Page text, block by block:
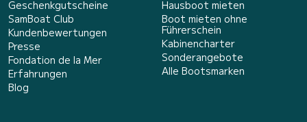
Geschenkgutscheine
SamBoat Club
Kundenbewertungen
Presse
Fondation de la Mer
Erfahrungen
Blog
Hausboot mieten
Boot mieten ohne
Führerschein
Kabinencharter
Sonderangebote
Alle Bootsmarken